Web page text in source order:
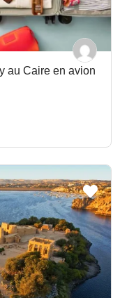
fiables ou plateformes
l’hôtel Jasmine à
et la richesse
Hurghada le Caire ?
permet un
et un chauffeur
sur place ?
de Khéphren, les
supplémentaires à
et les pyramides ?
au Caire en avion